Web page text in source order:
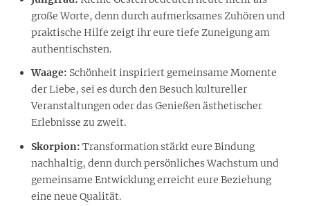
große Worte, denn durch aufmerksames Zuhören und
praktische Hilfe zeigt ihr eure tiefe Zuneigung am
authentischsten.
Waage: Schönheit inspiriert gemeinsame Momente
der Liebe, sei es durch den Besuch kultureller
Veranstaltungen oder das Genießen ästhetischer
Erlebnisse zu zweit.
Skorpion: Transformation stärkt eure Bindung
nachhaltig, denn durch persönliches Wachstum und
gemeinsame Entwicklung erreicht eure Beziehung
eine neue Qualität.